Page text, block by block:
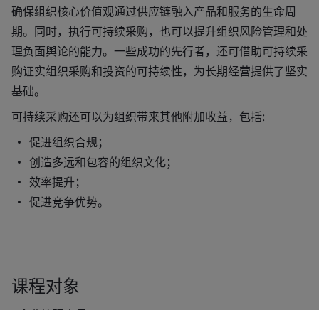
确保组织核心价值观通过供应链融入产品和服务的生命周
期。同时，执行可持续采购，也可以提升组织风险管理和处
理负面舆论的能力。一些成功的先行者，还可借助可持续采
购证实组织采购和投资的可持续性，为长期经营提供了坚实
基础。
可持续采购还可以为组织带来其他附加收益，包括:
促进组织合规；
创造多远和包容的组织文化；
效率提升；
促进竞争优势。
课程对象